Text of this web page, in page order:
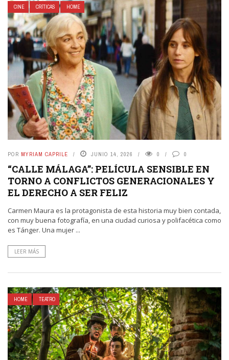
CINE CRÍTICAS HOME
POR MYRIAM CAPRILE JUNIO 14, 2026 0 0
“CALLE MÁLAGA”: PELÍCULA SENSIBLE EN
TORNO A CONFLICTOS GENERACIONALES Y
EL DERECHO A SER FELIZ
Carmen Maura es la protagonista de esta historia muy bien contada,
con muy buena fotografía, en una ciudad curiosa y polifacética como
es Tánger. Una mujer ...
LEER MÁS
HOME TEATRO